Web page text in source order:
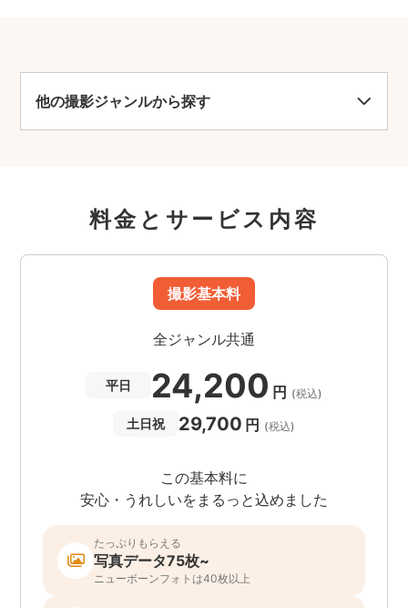
他の撮影ジャンルから探す
料金とサービス内容
撮影基本料
全ジャンル共通
平日 24,200 円 (税込)
土日祝 29,700 円 (税込)
この基本料に
安心・うれしいをまるっと込めました
たっぷりもらえる
写真データ75枚~
ニューボーンフォトは40枚以上